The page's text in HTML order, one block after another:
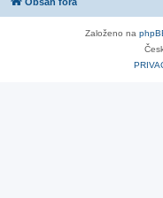
Založeno na